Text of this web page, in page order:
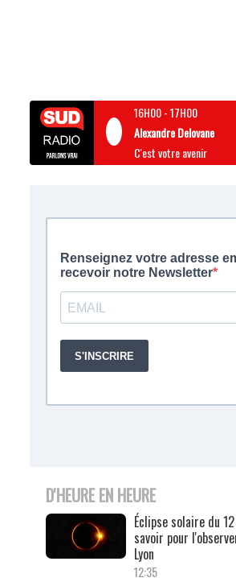
16H00-17H00
Alexandre Delovane
C'est votre avenir
D'HEURE EN HEURE
Éclipse solaire du
savoir pour
Lyon
12:35